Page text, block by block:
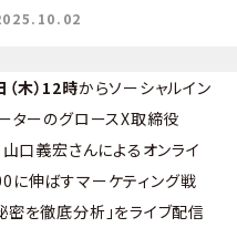
木）12時からソーシャルイン
ターのグロースX取締役
口義宏さんによるオンライ
に伸ばすマーケティング戦
を徹底分析」をライブ配信